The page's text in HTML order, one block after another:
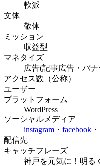
軟派
文体
敬体
ミッション
収益型
マネタイズ
広告(記事広告・バナ
アクセス数（公称）
ユーザー
プラットフォーム
WordPress
ソーシャルメディア
instagram ・ facebook ・
配信先
キャッチフレーズ
神戸を元気に！明る